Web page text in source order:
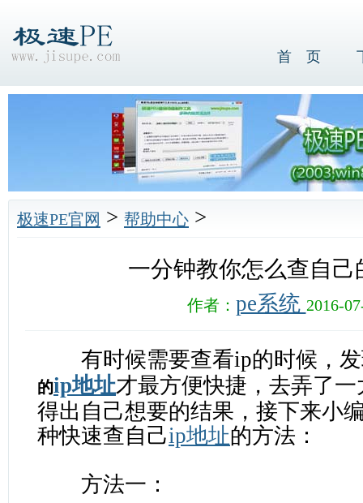
首 页
极速PE官网 > 帮助中心 >
一分钟教你怎么查自己
作者： pe系统 2016-
有时候需要查看ip的时候，发
的ip地址才最方便快捷，去弄了
得出自己想要的结果，接下来小
种快速查自己ip地址的方法：
方法一：